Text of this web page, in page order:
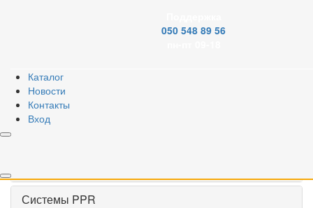
050 548 89 56
Каталог
Новости
Контакты
Вход
VALOGIN
Системы PPR